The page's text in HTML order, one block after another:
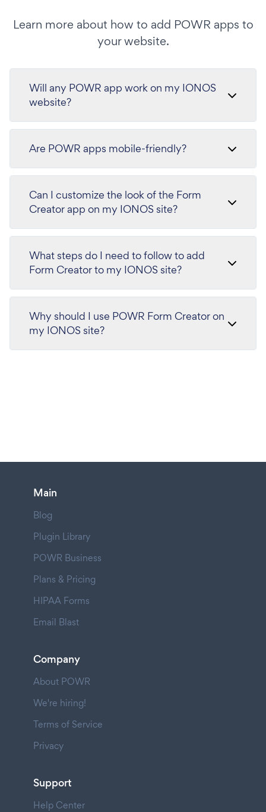
Learn more about how to add POWR apps to
your website.
Will any POWR app work on my IONOS
website?
Are POWR apps mobile-friendly?
Can I customize the look of the Form
Creator app on my IONOS site?
What steps do I need to follow to add
Form Creator to my IONOS site?
Why should I use POWR Form Creator on
my IONOS site?
Main
Blog
Plugin Library
POWR Business
Plans & Pricing
HIPAA Forms
Email Blast
Company
About POWR
We're hiring!
Terms of Service
Privacy
Support
Help Center